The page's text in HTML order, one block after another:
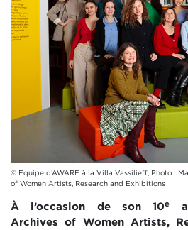
© Equipe d’AWARE à la Villa Vassilieff, Photo :
of Women Artists, Research and Exhibitions
À l’occasion de son 10e
Archives of Women Artists,